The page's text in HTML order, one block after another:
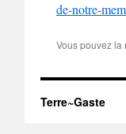
de-notre-
Vous pouvez la
Terre~Gaste